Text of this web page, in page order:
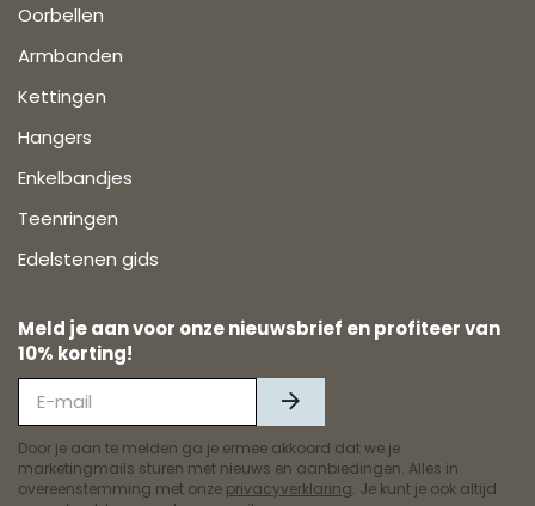
Oorbellen
Armbanden
Kettingen
Hangers
Enkelbandjes
Teenringen
Edelstenen gids
Meld je aan voor onze nieuwsbrief en profiteer van
10% korting!
Door je aan te melden ga je ermee akkoord dat we je
marketingmails sturen met nieuws en aanbiedingen. Alles in
overeenstemming met onze privacyverklaring. Je kunt je ook altijd